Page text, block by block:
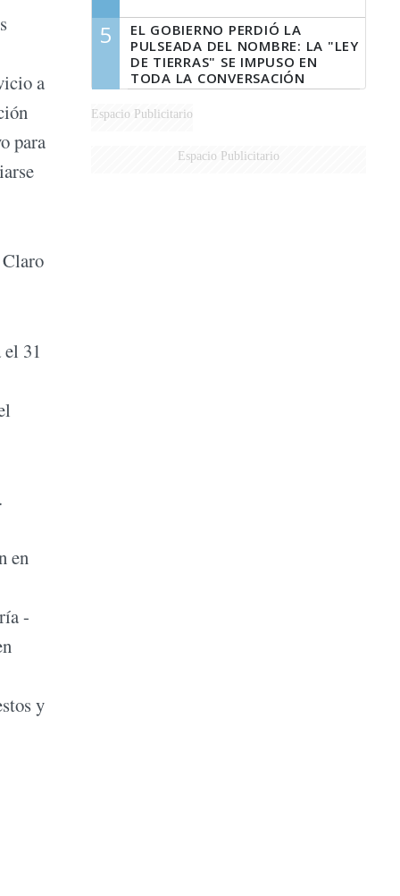
a
para
31
en
-
y
5
EL GOBIERNO PERDIÓ LA
PULSEADA DEL NOMBRE: LA "LEY
DE TIERRAS" SE IMPUSO EN
TODA LA CONVERSACIÓN
DIGITAL
Espacio Publicitario
Espacio Publicitario